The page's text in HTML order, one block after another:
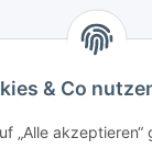
& Co
„Alle